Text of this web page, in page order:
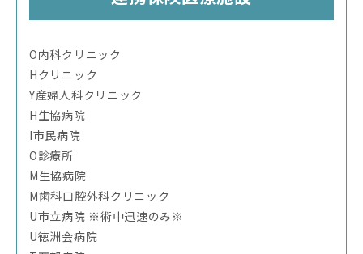
O内科クリニック
Hクリニック
Y産婦人科クリニック
H生協病院
I市民病院
O診療所
M生協病院
M歯科口腔外科クリニック
U市立病院 ※術中迅速のみ※
U徳洲会病院